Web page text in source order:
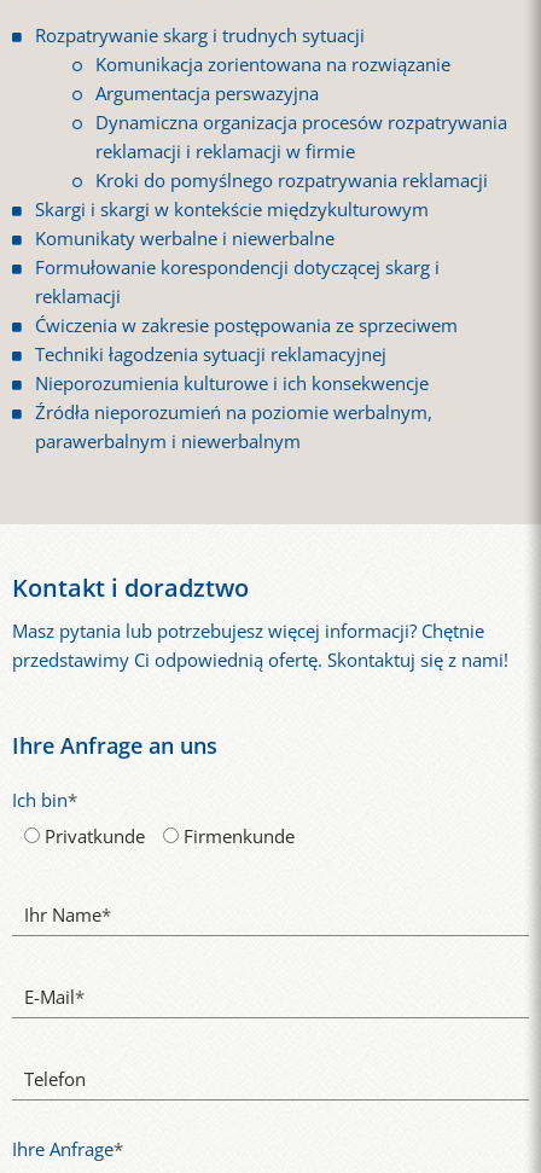
Rozpatrywanie skarg i trudnych sytuacji
Komunikacja zorientowana na rozwiązanie
Argumentacja perswazyjna
Dynamiczna organizacja procesów rozpatrywania
reklamacji i reklamacji w firmie
Kroki do pomyślnego rozpatrywania reklamacji
Skargi i skargi w kontekście międzykulturowym
Komunikaty werbalne i niewerbalne
Formułowanie korespondencji dotyczącej skarg i
reklamacji
Ćwiczenia w zakresie postępowania ze sprzeciwem
Techniki łagodzenia sytuacji reklamacyjnej
Nieporozumienia kulturowe i ich konsekwencje
Źródła nieporozumień na poziomie werbalnym,
parawerbalnym i niewerbalnym
Kontakt i doradztwo
Masz pytania lub potrzebujesz więcej informacji? Chętnie
przedstawimy Ci odpowiednią ofertę. Skontaktuj się z nami!
Ihre Anfrage an uns
Ich bin*
Privatkunde
Firmenkunde
Ihr Name*
E-Mail*
Telefon
Ihre Anfrage*